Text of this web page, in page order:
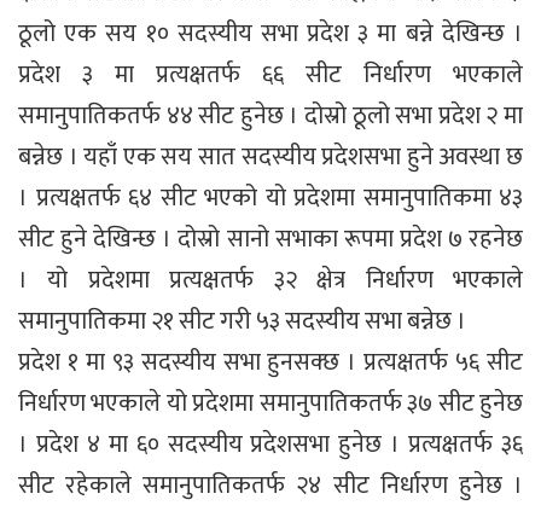
ठूलो एक सय १० सदस्यीय सभा प्रदेश ३ मा बन्ने देखिन्छ ।
प्रदेश ३ मा प्रत्यक्षतर्फ ६६ सीट निर्धारण भएकाले
समानुपातिकतर्फ ४४ सीट हुनेछ । दोस्रो ठूलो सभा प्रदेश २ मा
बन्नेछ । यहाँ एक सय सात सदस्यीय प्रदेशसभा हुने अवस्था छ
। प्रत्यक्षतर्फ ६४ सीट भएको यो प्रदेशमा समानुपातिकमा ४३
सीट हुने देखिन्छ । दोस्रो सानो सभाका रूपमा प्रदेश ७ रहनेछ
। यो प्रदेशमा प्रत्यक्षतर्फ ३२ क्षेत्र निर्धारण भएकाले
समानुपातिकमा २१ सीट गरी ५३ सदस्यीय सभा बन्नेछ ।
प्रदेश १ मा ९३ सदस्यीय सभा हुनसक्छ । प्रत्यक्षतर्फ ५६ सीट
निर्धारण भएकाले यो प्रदेशमा समानुपातिकतर्फ ३७ सीट हुनेछ
। प्रदेश ४ मा ६० सदस्यीय प्रदेशसभा हुनेछ । प्रत्यक्षतर्फ ३६
सीट रहेकाले समानुपातिकतर्फ २४ सीट निर्धारण हुनेछ ।